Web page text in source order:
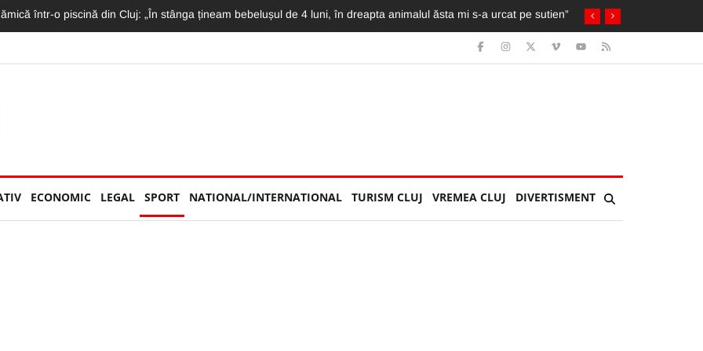
privată pentru 15 elevi. Documentația a ajuns din nou pe masa comisiei de urbanism a Primăriei Cluj-Napoca
ECONOMIC LEGAL SPORT NATIONAL/INTERNATIONAL TURISM CLUJ VREMEA CLUJ DIVERTISMENT